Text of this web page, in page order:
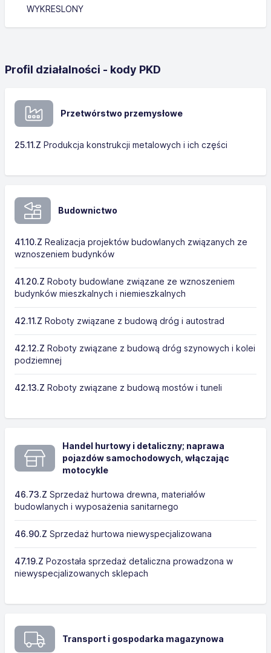
WYKRESLONY
Profil działalności - kody PKD
Przetwórstwo przemysłowe
25.11.Z Produkcja konstrukcji metalowych i ich części
Budownictwo
41.10.Z Realizacja projektów budowlanych związanych ze
wznoszeniem budynków
41.20.Z Roboty budowlane związane ze wznoszeniem
budynków mieszkalnych i niemieszkalnych
42.11.Z Roboty związane z budową dróg i autostrad
42.12.Z Roboty związane z budową dróg szynowych i kolei
podziemnej
42.13.Z Roboty związane z budową mostów i tuneli
Handel hurtowy i detaliczny; naprawa
pojazdów samochodowych, włączając
motocykle
46.73.Z Sprzedaż hurtowa drewna, materiałów
budowlanych i wyposażenia sanitarnego
46.90.Z Sprzedaż hurtowa niewyspecjalizowana
47.19.Z Pozostała sprzedaż detaliczna prowadzona w
niewyspecjalizowanych sklepach
Transport i gospodarka magazynowa